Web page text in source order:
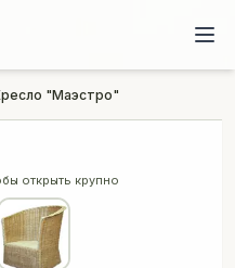
"Маэстро"
открыть крупно